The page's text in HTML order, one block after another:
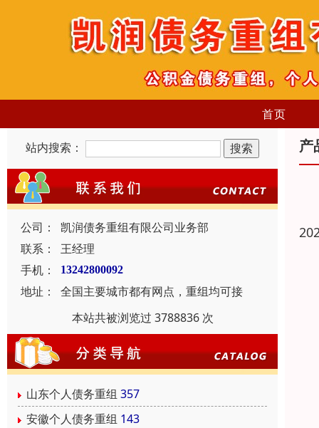
首页
站内搜索：
公司：
凯润债务重组有限公司业务部
联系：
王经理
手机：
13242800092
地址：
全国主要城市都有网点，重组均可接
本站共被浏览过 3788836 次
山东个人债务重组 357
安徽个人债务重组 143
产